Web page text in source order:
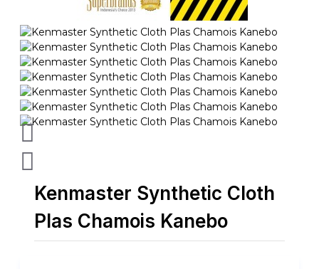
Kenmaster Synthetic Cloth
Plas Chamois Kanebo